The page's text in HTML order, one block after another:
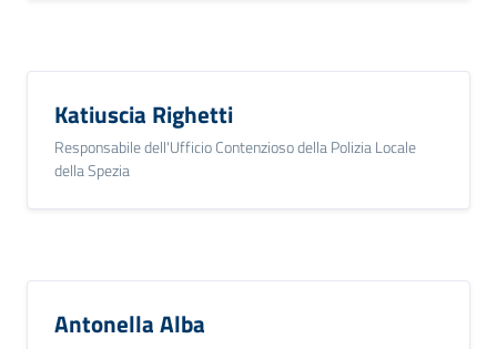
Katiuscia Righetti
Responsabile dell'Ufficio Contenzioso della Polizia Locale
della Spezia
Antonella Alba